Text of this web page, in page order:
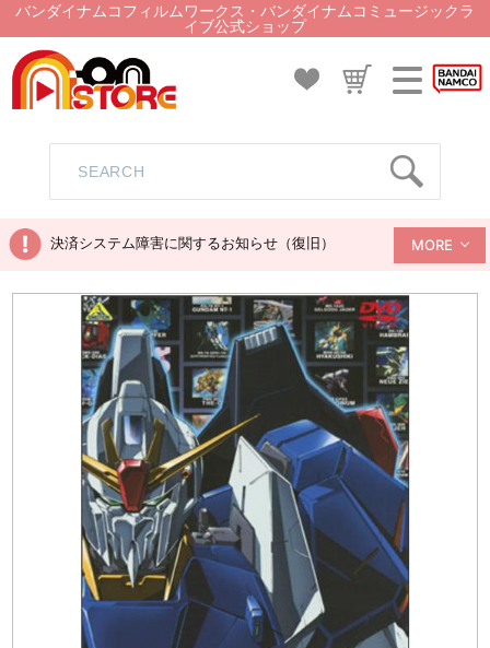
バンダイナムコフィルムワークス・バンダイナムコミュージックラ
イブ公式ショップ
決済システム障害に関するお知らせ（復旧） MORE